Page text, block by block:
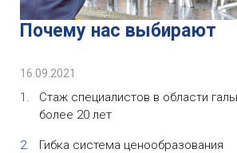
Почему нас выбирают
16.09.2021
Стаж специалистов в области
более 20 лет
Гибка система ценообразования